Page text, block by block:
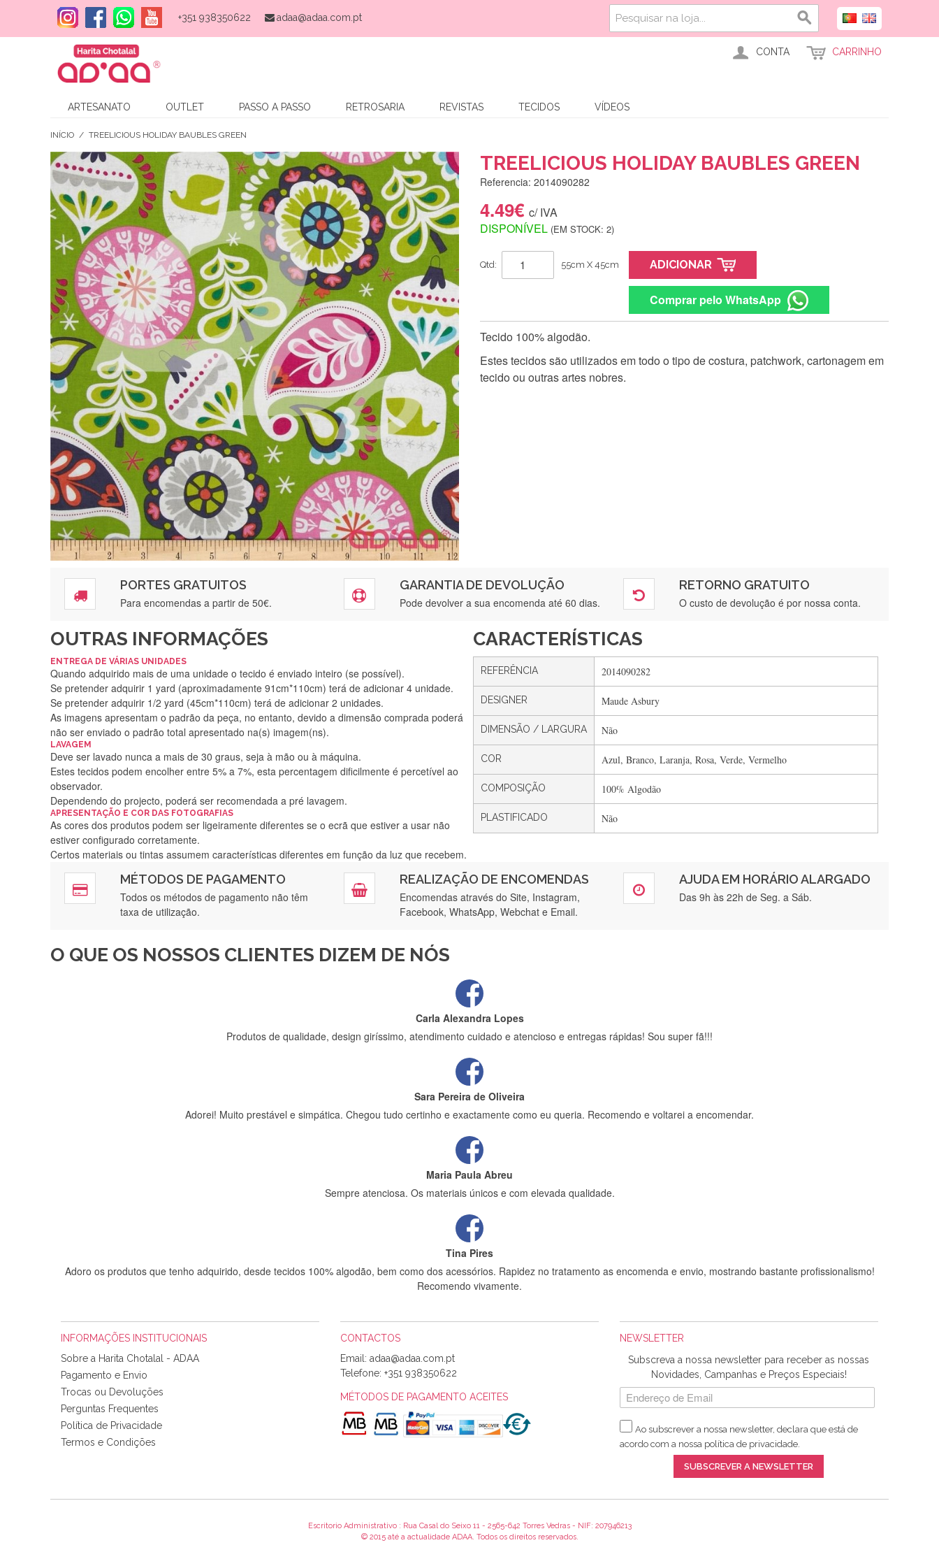
+351 938350622 adaa@adaa.com.pt
CONTA CARRINHO
ARTESANATO OUTLET PASSO A PASSO RETROSARIA REVISTAS TECIDOS VÍDEOS
INÍCIO / TREELICIOUS HOLIDAY BAUBLES GREEN
TREELICIOUS HOLIDAY BAUBLES GREEN
Referencia: 2014090282
4.49€ c/ IVA
DISPONÍVEL (EM STOCK: 2)
Qtd: 55cm X 45cm ADICIONAR
Comprar pelo WhatsApp
Tecido 100% algodão.
Estes tecidos são utilizados em todo o tipo de costura, patchwork, cartonagem em
tecido ou outras artes nobres.
PORTES GRATUITOS
Para encomendas a partir de 50€.
GARANTIA DE DEVOLUÇÃO
Pode devolver a sua encomenda até 60 dias.
RETORNO GRATUITO
O custo de devolução é por nossa conta.
OUTRAS INFORMAÇÕES
ENTREGA DE VÁRIAS UNIDADES
Quando adquirido mais de uma unidade o tecido é enviado inteiro (se possível).
Se pretender adquirir 1 yard (aproximadamente 91cm*110cm) terá de adicionar 4 unidade.
Se pretender adquirir 1/2 yard (45cm*110cm) terá de adicionar 2 unidades.
As imagens apresentam o padrão da peça, no entanto, devido a dimensão comprada poderá
não ser enviado o padrão total apresentado na(s) imagem(ns).
LAVAGEM
Deve ser lavado nunca a mais de 30 graus, seja à mão ou à máquina.
Estes tecidos podem encolher entre 5% a 7%, esta percentagem dificilmente é percetível ao
observador.
Dependendo do projecto, poderá ser recomendada a pré lavagem.
APRESENTAÇÃO E COR DAS FOTOGRAFIAS
As cores dos produtos podem ser ligeiramente diferentes se o ecrã que estiver a usar não
estiver configurado corretamente.
Certos materiais ou tintas assumem características diferentes em função da luz que recebem.
CARACTERÍSTICAS
REFERÊNCIA 2014090282
DESIGNER Maude Asbury
DIMENSÃO / LARGURA Não
COR Azul, Branco, Laranja, Rosa, Verde, Vermelho
COMPOSIÇÃO 100% Algodão
PLASTIFICADO Não
MÉTODOS DE PAGAMENTO
Todos os métodos de pagamento não têm
taxa de utilização.
REALIZAÇÃO DE ENCOMENDAS
Encomendas através do Site, Instagram,
Facebook, WhatsApp, Webchat e Email.
AJUDA EM HORÁRIO ALARGADO
Das 9h às 22h de Seg. a Sáb.
O QUE OS NOSSOS CLIENTES DIZEM DE NÓS
Silvia Lopes
Encomenda direitinha. Rapidez e segurança. Volto a encomendar.
Silvia André
Gostei ,Serviço bastante rápido. recomendo
Filipa Freire
Rápido, atendimento 5*. Hoje chegará a segunda encomenda feita de muitas certamente❤️
Recebi a minha encomenda, rápida entrega e vinha muito bem protegida para o transporte, muito obrigada , serviço 5 estrelas
Carla Alexandra Lopes
Produtos de qualidade, design giríssimo, atendimento cuidado e atencioso e entregas rápidas! Sou super fã!!!
Sara Pereira de Oliveira
Adorei! Muito prestável e simpática. Chegou tudo certinho e exactamente como eu queria. Recomendo e voltarei a encomendar.
Maria Paula Abreu
Sempre atenciosa. Os materiais únicos e com elevada qualidade.
Tina Pires
Adoro os produtos que tenho adquirido, desde tecidos 100% algodão, bem como dos acessórios. Rapidez no tratamento as encomenda e envio, mostrando bastante profissionalismo!
Recomendo vivamente.
Sílvia Maria Bernardino Mestre
Informo que recebi hoje a encomenda, gostei muito dos tecidos.
Rosa Medeiros
Tudo chegou em condições, pois os produtos vieram muito bem acondicionados. Estou plenamente satisfeita com os produtos adquiridos. Relativamente à bolsa, tem um tecido com um
padrão e cores muito bonitas e a execução está perfeitíssima. Futuramente penso voltar a comprar na vossa loja, têm excelentes artigos a um preço muito justo. A expedição da
Alexandra Morais
INFORMAÇÕES INSTITUCIONAIS
Sobre a Harita Chotalal - ADAA
Pagamento e Envio
Trocas ou Devoluções
Perguntas Frequentes
Política de Privacidade
Termos e Condições
CONTACTOS
Email:
Telefone: +351 938350622
MÉTODOS DE PAGAMENTO ACEITES
NEWSLETTER
Subscreva a nossa newsletter para receber as nossas
Novidades, Campanhas e Preços Especiais!
Ao subscrever a nossa newsletter, declara que está de
acordo com a nossa política de privacidade.
SUBSCREVER A NEWSLETTER
Escritorio Administrativo : Rua Casal do Seixo 11 - 2565-642 Torres Vedras - NIF: 207946213
© 2015 até a actualidade ADAA. Todos os direitos reservados.